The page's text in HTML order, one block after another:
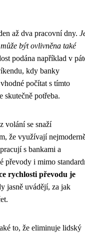
až dva pracovní dny.
být ovlivněna také
podána například v
kdy banky
počítat s tímto
skutečně potřeba.
volání se snaží
že využívají
s bankami a
převody i mimo
rychlosti převodu je
jasně uvádějí, za jak
to, že eliminuje lidský